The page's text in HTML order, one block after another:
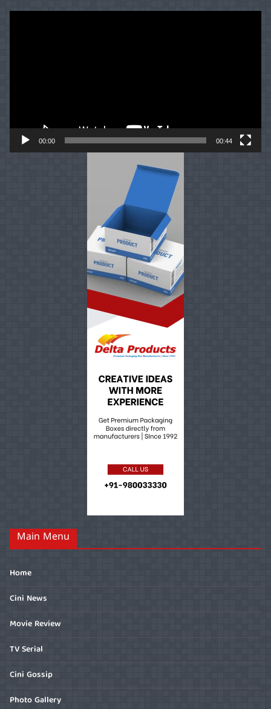
00:00 00:44
Main Menu
Home
Cini News
Movie Review
TV Serial
Cini Gossip
Photo Gallery